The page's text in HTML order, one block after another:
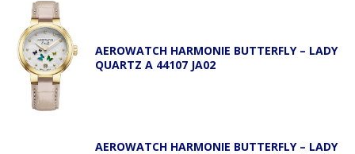
AEROWATCH HARMONIE BUTTERFLY – LADY
QUARTZ A 44107 JA02
AEROWATCH HARMONIE BUTTERFLY – LADY